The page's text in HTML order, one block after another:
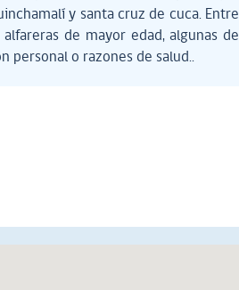
y santa cruz de cuca. Entre
de mayor edad, algunas de
personal o razones de salud..